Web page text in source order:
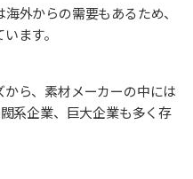
外からの需要もあるため、
ます。
ら、素材メーカーの中には
系企業、巨大企業も多く存